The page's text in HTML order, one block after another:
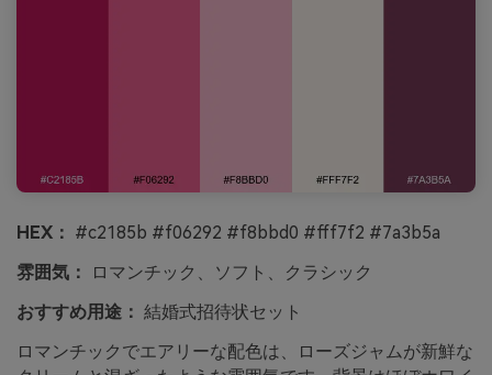
HEX： #c2185b #f06292 #f8bbd0 #fff7f2 #7a3b5a
雰囲気：
ロマンチック、ソフト、クラシック
おすすめ用途： 結婚式招待状セット
ロマンチックでエアリーな配色は、ローズジャムが新鮮な